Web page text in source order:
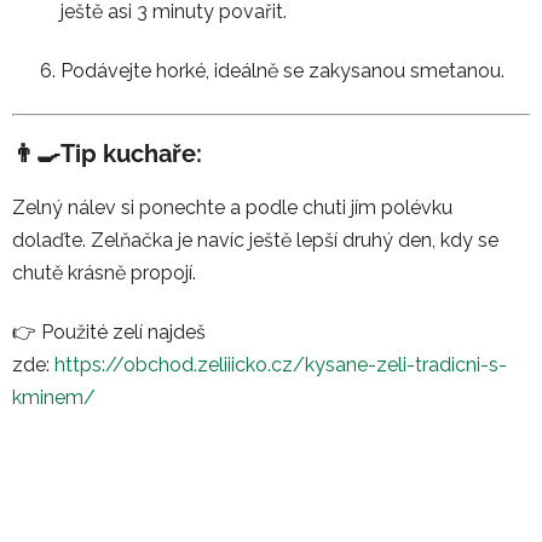
ještě asi 3 minuty povařit.
Podávejte horké, ideálně se zakysanou smetanou.
👨‍🍳Tip kuchaře:
Zelný nálev si ponechte a podle chuti jím polévku
dolaďte. Zelňačka je navíc ještě lepší druhý den, kdy se
chutě krásně propojí.
👉 Použité zelí najdeš
zde: https://obchod.zeliiicko.cz/kysane-zeli-tradicni-s-
kminem/